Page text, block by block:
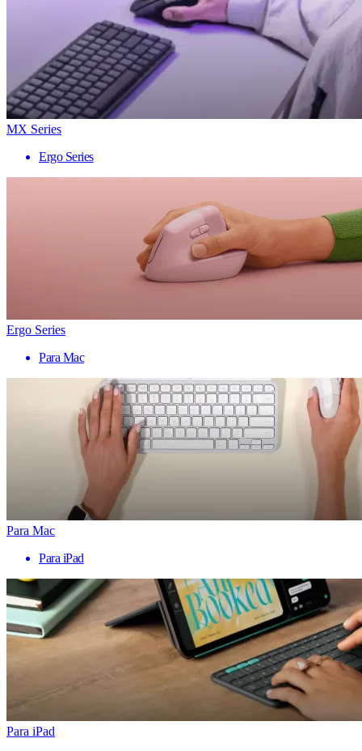
MX Series
Ergo Series
Ergo Series
Para Mac
Para Mac
Para iPad
Para iPad